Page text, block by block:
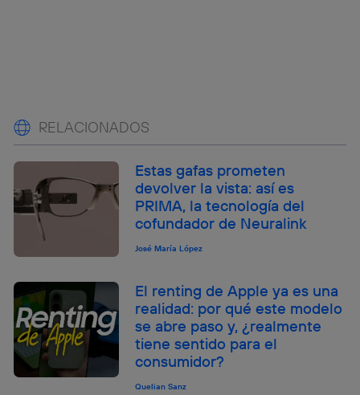
RELACIONADOS
Estas gafas prometen
devolver la vista: así es
PRIMA, la tecnología del
cofundador de Neuralink
José María López
El renting de Apple ya es una
realidad: por qué este modelo
se abre paso y, ¿realmente
tiene sentido para el
consumidor?
Quelian Sanz